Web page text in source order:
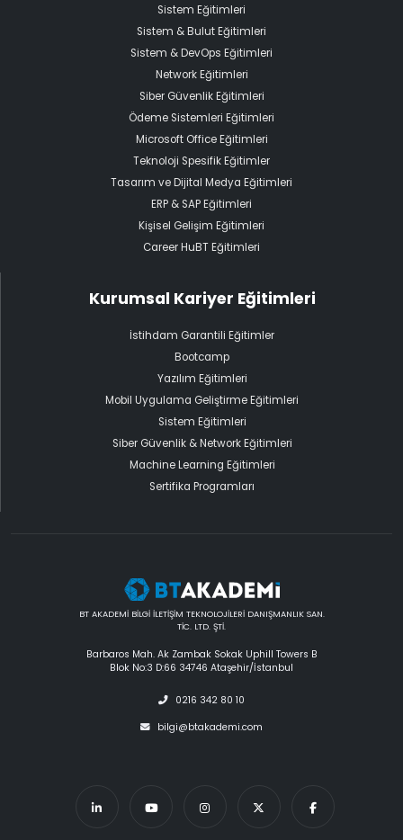
Sistem Eğitimleri
Sistem & Bulut Eğitimleri
Sistem & DevOps Eğitimleri
Network Eğitimleri
Siber Güvenlik Eğitimleri
Ödeme Sistemleri Eğitimleri
Microsoft Office Eğitimleri
Teknoloji Spesifik Eğitimler
Tasarım ve Dijital Medya Eğitimleri
ERP & SAP Eğitimleri
Kişisel Gelişim Eğitimleri
Career HuBT Eğitimleri
Kurumsal Kariyer Eğitimleri
İstihdam Garantili Eğitimler
Bootcamp
Yazılım Eğitimleri
Mobil Uygulama Geliştirme Eğitimleri
Sistem Eğitimleri
Siber Güvenlik & Network Eğitimleri
Machine Learning Eğitimleri
Sertifika Programları
BT AKADEMİ BİLGİ İLETİŞİM TEKNOLOJİLERİ DANIŞMANLIK SAN.
TİC. LTD. ŞTİ.
Barbaros Mah. Ak Zambak Sokak Uphill Towers B
Blok No:3 D:66 34746 Ataşehir/İstanbul
0216 342 80 10
bilgi@btakademi.com